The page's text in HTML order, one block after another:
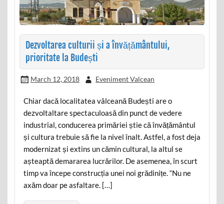
Dezvoltarea culturii și a învățământului,
prioritate la Budești
March 12, 2018 Eveniment Valcean
Chiar dacă localitatea vâlceană Budești are o
dezvoltaltare spectaculoasă din punct de vedere
industrial, conducerea primăriei știe că învățământul
și cultura trebuie să fie la nivel înalt. Astfel, a fost deja
modernizat și extins un cămin cultural, la altul se
așteaptă demararea lucrărilor. De asemenea, în scurt
timp va începe construcția unei noi grădinițe. “Nu ne
axăm doar pe asfaltare. […]